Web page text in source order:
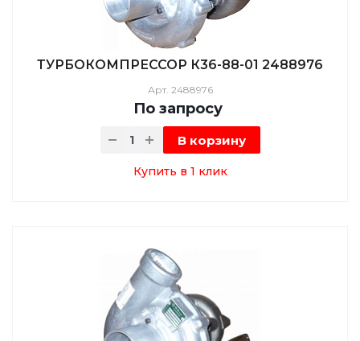
ТУРБОКОМПРЕССОР К36-88-01 2488976
Арт. 2488976
По запросу
В корзину
Купить в 1 клик